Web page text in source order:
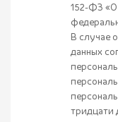
152-ФЗ «О
В случае
данных
тридцати